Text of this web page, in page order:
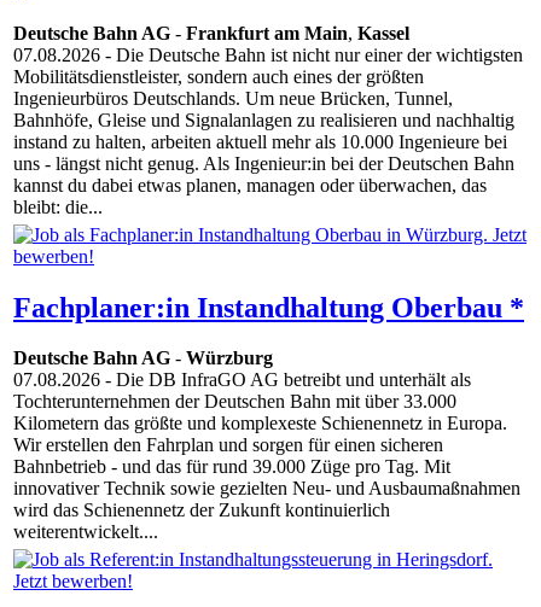
Deutsche Bahn AG - Frankfurt am Main, Kassel
07.08.2026 - Die Deutsche Bahn ist nicht nur einer der wichtigsten
Mobilitätsdienstleister, sondern auch eines der größten
Ingenieurbüros Deutschlands. Um neue Brücken, Tunnel,
Bahnhöfe, Gleise und Signalanlagen zu realisieren und nachhaltig
instand zu halten, arbeiten aktuell mehr als 10.000 Ingenieure bei
uns - längst nicht genug. Als Ingenieur:in bei der Deutschen Bahn
kannst du dabei etwas planen, managen oder überwachen, das
bleibt: die...
Fachplaner:in Instandhaltung Oberbau *
Deutsche Bahn AG - Würzburg
07.08.2026 - Die DB InfraGO AG betreibt und unterhält als
Tochterunternehmen der Deutschen Bahn mit über 33.000
Kilometern das größte und komplexeste Schienennetz in Europa.
Wir erstellen den Fahrplan und sorgen für einen sicheren
Bahnbetrieb - und das für rund 39.000 Züge pro Tag. Mit
innovativer Technik sowie gezielten Neu- und Ausbaumaßnahmen
wird das Schienennetz der Zukunft kontinuierlich
weiterentwickelt....